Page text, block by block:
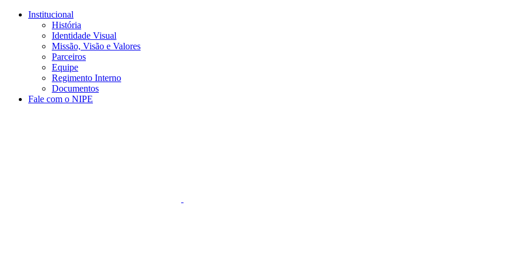
Conteúdo principal
Institucional
História
Identidade Visual
Missão, Visão e Valores
Parceiros
Equipe
Regimento Interno
Documentos
Fale com o NIPE